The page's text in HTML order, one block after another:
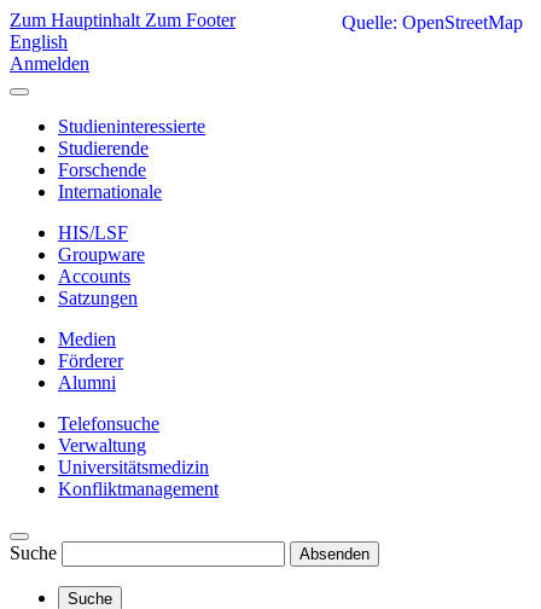
Zum Hauptinhalt Zum Footer
English
Anmelden
Studieninteressierte
Studierende
Forschende
Internationale
HIS/LSF
Groupware
Accounts
Satzungen
Medien
Förderer
Alumni
Telefonsuche
Verwaltung
Universitätsmedizin
Konfliktmanagement
Suche Absenden
Suche
Quelle: OpenStreetMap